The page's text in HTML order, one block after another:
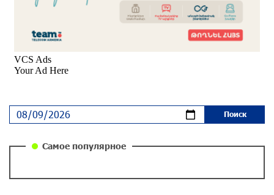
и чего на самом деле ожидает общество?
парламентского бойкота оппозиции - пустая
повестка дня? «Паст»
Самое популярное